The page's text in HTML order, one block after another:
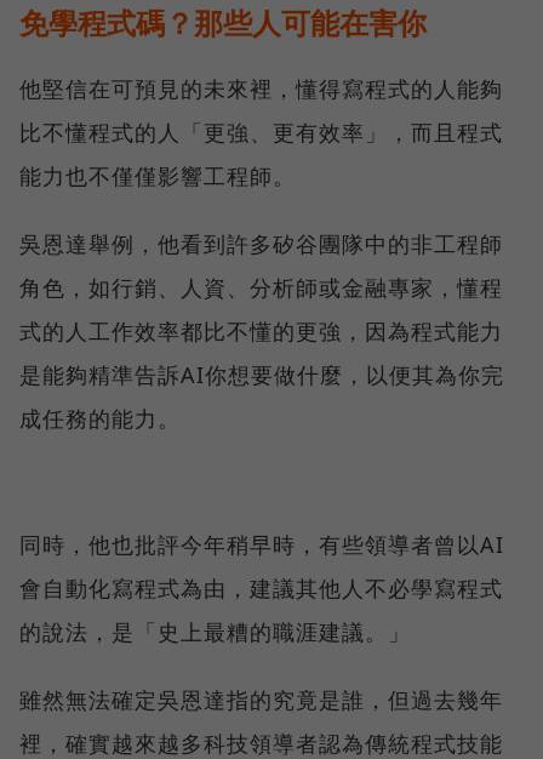
免學程式碼？那些人可能在害你
他堅信在可預見的未來裡，懂得寫程式的人能夠
比不懂程式的人「更強、更有效率」，而且程式
能力也不僅僅影響工程師。
吳恩達舉例，他看到許多矽谷團隊中的非工程師
角色，如行銷、人資、分析師或金融專家，懂程
式的人工作效率都比不懂的更強，因為程式能力
是能夠精準告訴AI你想要做什麼，以便其為你完
成任務的能力。
同時，他也批評今年稍早時，有些領導者曾以AI
會自動化寫程式為由，建議其他人不必學寫程式
的說法，是「史上最糟的職涯建議。」
雖然無法確定吳恩達指的究竟是誰，但過去幾年
裡，確實越來越多科技領導者認為傳統程式技能